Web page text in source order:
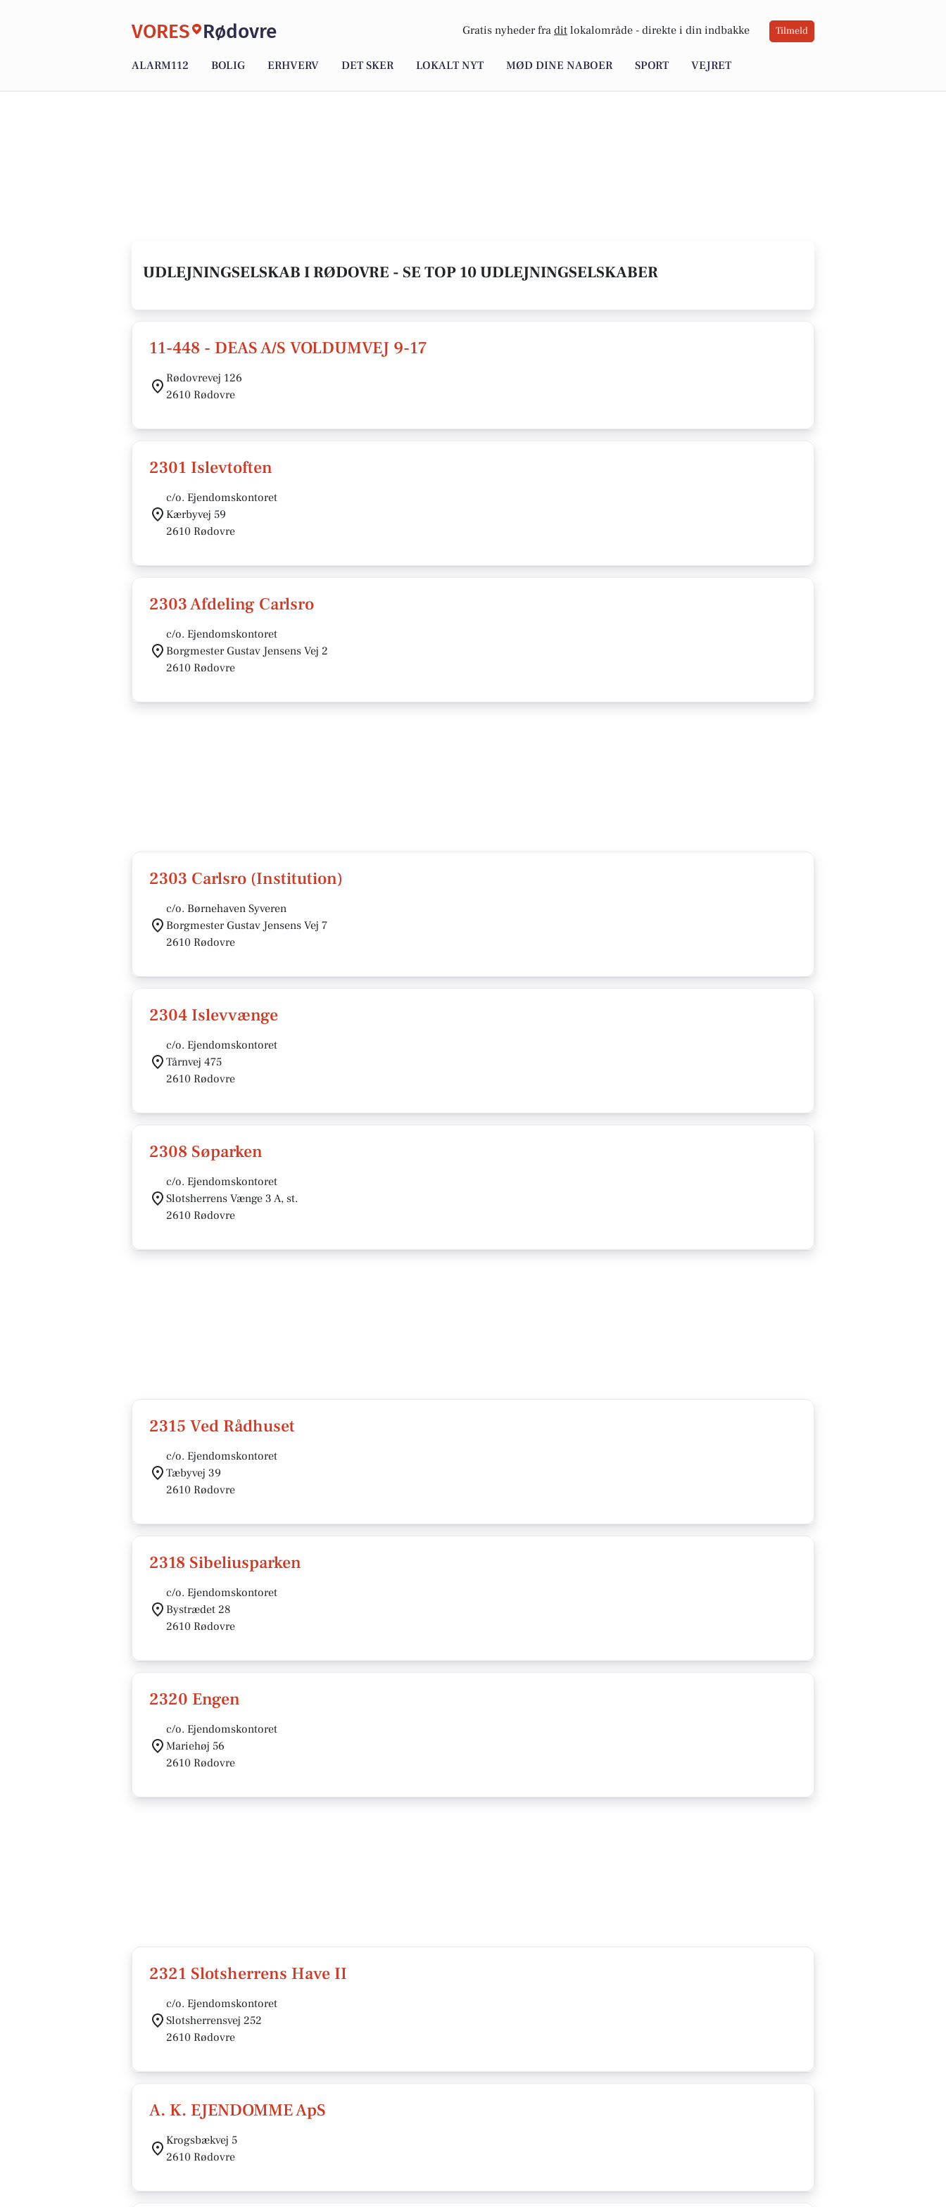
VORES Rødovre Gratis nyheder fra dit lokalområde - direkte i din indbakke Tilmeld
ALARM112 BOLIG ERHVERV DET SKER LOKALT NYT MØD DINE NABOER SPORT VEJRET
UDLEJNINGSELSKAB I RØDOVRE - SE TOP 10 UDLEJNINGSELSKABER
11-448 - DEAS A/S VOLDUMVEJ 9-17
Rødovrevej 126
2610 Rødovre
2301 Islevtoften
c/o. Ejendomskontoret
Kærbyvej 59
2610 Rødovre
2303 Afdeling Carlsro
c/o. Ejendomskontoret
Borgmester Gustav Jensens Vej 2
2610 Rødovre
2303 Carlsro (Institution)
c/o. Børnehaven Syveren
Borgmester Gustav Jensens Vej 7
2610 Rødovre
2304 Islevvænge
c/o. Ejendomskontoret
Tårnvej 475
2610 Rødovre
2308 Søparken
c/o. Ejendomskontoret
Slotsherrens Vænge 3 A, st.
2610 Rødovre
2315 Ved Rådhuset
c/o. Ejendomskontoret
Tæbyvej 39
2610 Rødovre
2318 Sibeliusparken
c/o. Ejendomskontoret
Bystrædet 28
2610 Rødovre
2320 Engen
c/o. Ejendomskontoret
Mariehøj 56
2610 Rødovre
2321 Slotsherrens Have II
c/o. Ejendomskontoret
Slotsherrensvej 252
2610 Rødovre
A. K. EJENDOMME ApS
Krogsbækvej 5
2610 Rødovre